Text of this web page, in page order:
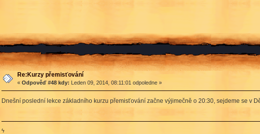
Re:Kurzy přemisťování
« Odpověď #48 kdy: Leden 09, 2014, 08:11:01 odpoledne »
Dnešní poslední lekce základního kurzu přemisťování začne výjimečně o 20:30, sejdeme se v
ϟ